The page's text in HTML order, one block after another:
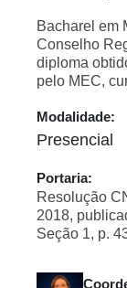
Bacharel em
Conselho
diploma
pelo MEC,
Modalidade:
Presencial
Portaria:
Resolução
2018,
Seção 1, p.